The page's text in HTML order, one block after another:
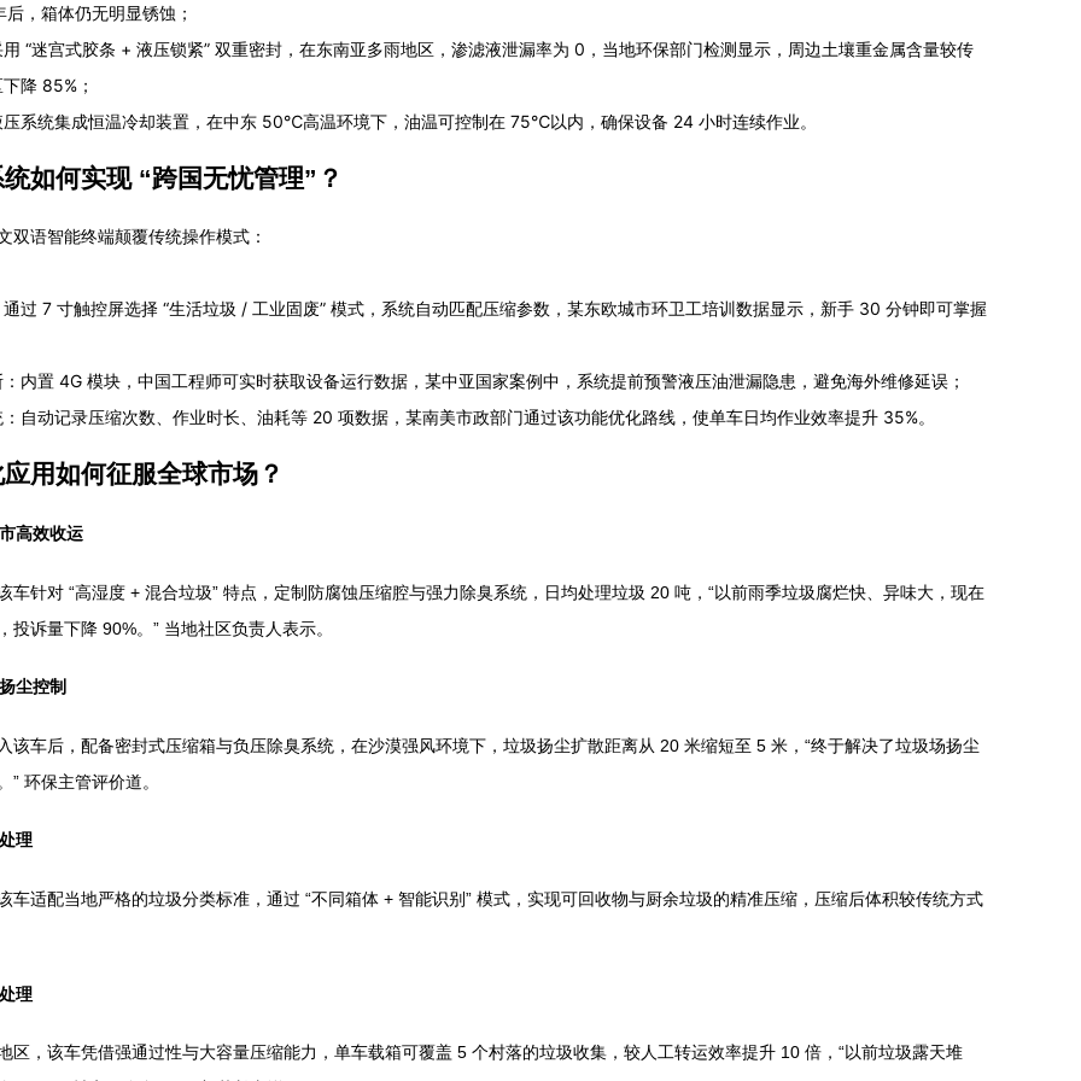
，箱体仍无明显锈蚀；
“迷宫式胶条 + 液压锁紧” 双重密封，在东南亚多雨地区，渗滤液泄漏率为 0，当地环保部门检测显示，周边土壤重金属含量较传
降 85%；
压系统集成恒温冷却装置，在中东 50℃高温环境下，油温可控制在 75℃以内，确保设备 24 小时连续作业。
如何实现 “跨国无忧管理”？
双语智能终端颠覆传统操作模式：
过 7 寸触控屏选择 “生活垃圾 / 工业固废” 模式，系统自动匹配压缩参数，某东欧城市环卫工培训数据显示，新手 30 分钟即可掌握
内置 4G 模块，中国工程师可实时获取设备运行数据，某中亚国家案例中，系统提前预警液压油泄漏隐患，避免海外维修延误；
自动记录压缩次数、作业时长、油耗等 20 项数据，某南美市政部门通过该功能优化路线，使单车日均作业效率提升 35%。
用如何征服全球市场？
高效收运
车针对 “高湿度 + 混合垃圾” 特点，定制防腐蚀压缩腔与强力除臭系统，日均处理垃圾 20 吨，“以前雨季垃圾腐烂快、异味大，现在
投诉量下降 90%。” 当地社区负责人表示。
尘控制
该车后，配备密封式压缩箱与负压除臭系统，在沙漠强风环境下，垃圾扬尘扩散距离从 20 米缩短至 5 米，“终于解决了垃圾场扬尘
” 环保主管评价道。
理
车适配当地严格的垃圾分类标准，通过 “不同箱体 + 智能识别” 模式，实现可回收物与厨余垃圾的精准压缩，压缩后体积较传统方式
理
区，该车凭借强通过性与大容量压缩能力，单车载箱可覆盖 5 个村落的垃圾收集，较人工转运效率提升 10 倍，“以前垃圾露天堆